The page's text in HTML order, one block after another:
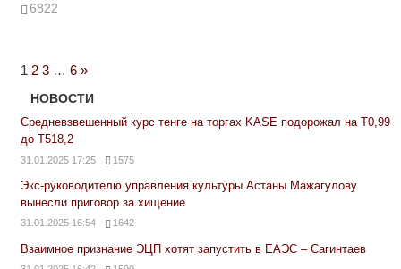
6822
1 2 3 … 6 Next
Posts
»
НОВОСТИ
Средневзвешенный курс тенге на торгах KASE подорожал на Т0,99
до Т518,2
31.01.2025 17:25 1575
Экс-руководителю управления культуры Астаны Мажагулову
вынесли приговор за хищение
31.01.2025 16:54 1642
Взаимное признание ЭЦП хотят запустить в ЕАЭС – Сагинтаев